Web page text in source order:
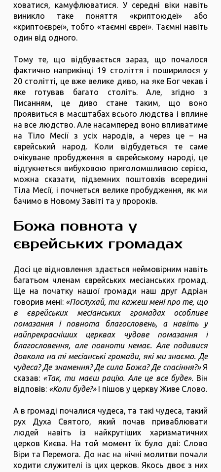
ховатися, камуфлюватися. У середні віки навіть
виникло таке поняття «криптоюдеї» або
«криптоєвреї», тобто «таємні євреї». Таємні навіть
один від одного.
Тому те, що відбувається зараз, що почалося
фактично наприкінці 19 століття і поширилося у
20 столітті, це вже велике диво, на яке Бог чекав і
яке готував багато століть. Але, згідно з
Писанням, це диво стане таким, що воно
проявиться в масштабах всього людства і вплине
на все людство. Але насамперед воно впливатиме
на Тіло Месії з усіх народів, а через це – на
єврейський народ. Коли відбудеться те саме
очікуване пробудження в єврейському народі, це
відгукнеться вибуховою приголомшливою серією,
можна сказати, підземних поштовхів всередині
Тіла Месії, і почнеться велике пробудження, як ми
бачимо в Новому Завіті та у пророків.
Божа повнота у
єврейських громадах
Досі це відновлення здається неймовірним навіть
багатьом членам єврейських месіанських громад.
Ще на початку нашої громади наш друг Адріан
говорив мені: «Послухай, ти кажеш мені про те, що
в єврейських месіанських громадах особливе
помазання і повнота благословень, а навіть у
найпрекрасніших церквах чудове помазання і
благословення, але повноти немає. Але подивися
довкола на ті месіанські громади, які ми знаємо. Де
чудеса? Де знамення? Де сила Божа? Де спасіння?» Я
сказав: «Так, ти маєш рацію. Але це все буде». Він
відповів:«Коли буде?» І пішов у церкву Живе Слово.
А в громаді почалися чудеса, та такі чудеса, такий
рух Духа Святого, який почав приваблювати
людей навіть із найкрутіших харизматичних
церков Києва. На той момент їх було дві: Слово
Віри та Перемога. До нас на нічні молитви почали
ходити служителі із цих церков. Якось двоє з них